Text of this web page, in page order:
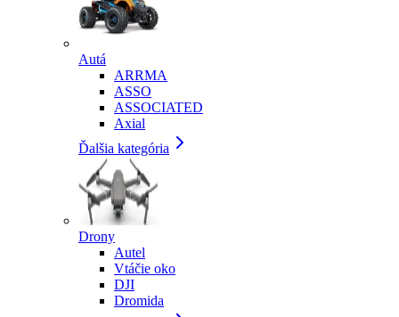
Autá
ARRMA
ASSO
ASSOCIATED
Axial
Ďalšia kategória
Drony
Autel
Vtáčie oko
DJI
Dromida